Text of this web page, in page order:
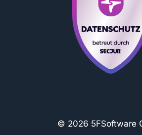
© 2026 5FSoftware